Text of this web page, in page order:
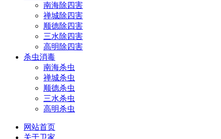
南海除四害
禅城除四害
顺德除四害
三水除四害
高明除四害
杀虫消毒
南海杀虫
禅城杀虫
顺德杀虫
三水杀虫
高明杀虫
网站首页
关于卫家